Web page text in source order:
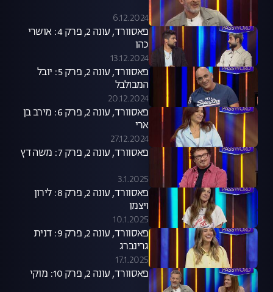
6.12.2024
פאסוורד, עונה 2, פרק 4: אושרי
כהן
13.12.2024
פאסוורד, עונה 2, פרק 5: יובל
המבולבל
20.12.2024
פאסוורד, עונה 2, פרק 6: מירב בן
ארי
27.12.2024
פאסוורד, עונה 2, פרק 7: משה דץ
3.1.2025
פאסוורד, עונה 2, פרק 8: לירון
ויצמן
10.1.2025
פאסוורד, עונה 2, פרק 9: דנית
גרינברג
17.1.2025
פאסוורד, עונה 2, פרק 10: מוקי